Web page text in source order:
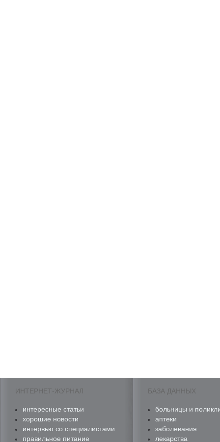
ИНТЕРНЕТ-ЖУРНАЛ
интересные статьи
хорошие новости
интервью со специалистами
правильное питание
БАЗА ДАННЫХ
больницы и
аптеки
заболевания
лекарства